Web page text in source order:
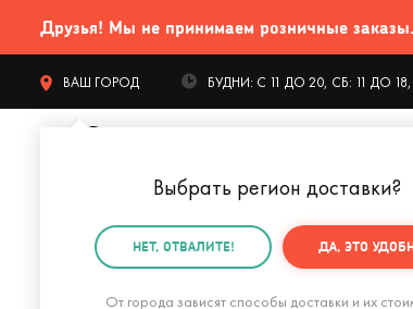
Друзья! Мы не принимаем розничные
ВАШ ГОРОД
Выбрать регион доставки?
НЕТ, ОТВАЛИТЕ! ДА, ЭТО
От города зависят способы доставки и их
БУДНИ: С 11 ДО 20, СБ: 11 ДО
Главная Одежда и аксессуары